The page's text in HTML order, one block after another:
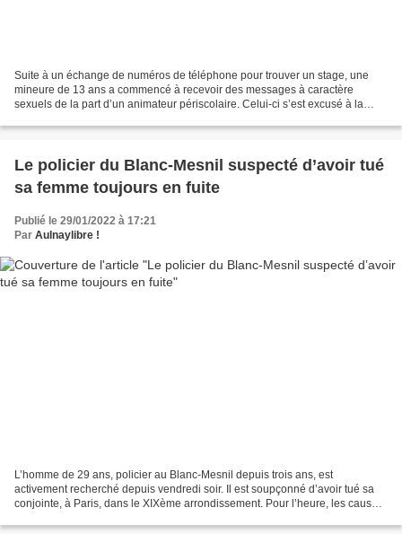
Suite à un échange de numéros de téléphone pour trouver un stage, une
mineure de 13 ans a commencé à recevoir des messages à caractère
sexuels de la part d’un animateur périscolaire. Celui-ci s’est excusé à la
Le policier du Blanc-Mesnil suspecté d’avoir tué
sa femme toujours en fuite
Publié le 29/01/2022 à 17:21
Par Aulnaylibre !
L’homme de 29 ans, policier au Blanc-Mesnil depuis trois ans, est
activement recherché depuis vendredi soir. Il est soupçonné d’avoir tué sa
conjointe, à Paris, dans le XIXème arrondissement. Pour l’heure, les causes